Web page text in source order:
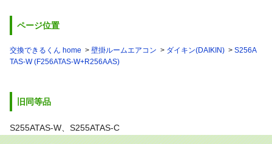
ページ位置
交換できるくん home 壁掛ルームエアコン ダイキン(DAIKIN)
S256A
TAS-W (F256ATAS-W+R256AAS)
旧同等品
S255ATAS-W、S255ATAS-C